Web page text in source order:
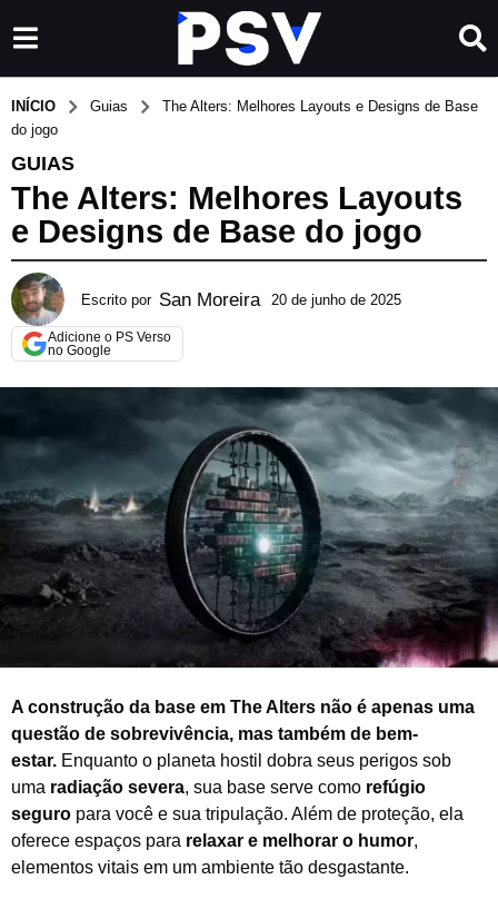
INÍCIO Guias
The Alters: Melhores Layouts e Designs de Base
do jogo
GUIAS
The Alters: Melhores Layouts
e Designs de Base do jogo
Escrito por San Moreira 20 de junho de 2025
j
u
n
h
o
d
e
2
0
2
5
Adicione o PS Verso
no Google
A construção da base em The Alters não é apenas uma
questão de sobrevivência, mas também de bem-
estar. Enquanto o planeta hostil dobra seus perigos sob
uma radiação severa, sua base serve como refúgio
seguro para você e sua tripulação. Além de proteção, ela
oferece espaços para relaxar e melhorar o humor,
elementos vitais em um ambiente tão desgastante.